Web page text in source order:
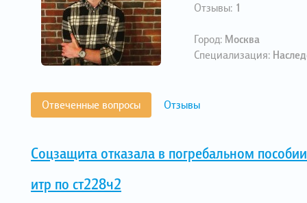
Отзывы: 1
Город: Москва
Специализация:
Отвеченные вопросы Отзывы
Соцзащита отказала в погребальном пособии
итр по ст228ч2